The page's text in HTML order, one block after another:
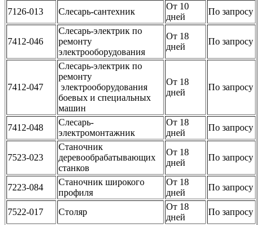
7126-013 Слесарь-сантехник
От 10
дней
По запросу
7412-046
Слесарь-электрик по
ремонту
электрооборудования
От 18
дней
По запросу
7412-047
Слесарь-электрик по
ремонту
электрооборудования
боевых и специальных
машин
От 18
дней
По запросу
7412-048
Слесарь-
электромонтажник
От 18
дней
По запросу
7523-023
Станочник
деревообрабатывающих
станков
От 18
дней
По запросу
7223-084
Станочник широкого
профиля
От 18
дней
По запросу
7522-017 Столяр
От 18
дней
По запросу